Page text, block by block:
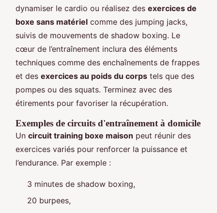
dynamiser le cardio ou réalisez des exercices de
boxe sans matériel comme des jumping jacks,
suivis de mouvements de shadow boxing. Le
cœur de l’entraînement inclura des éléments
techniques comme des enchaînements de frappes
et des exercices au poids du corps tels que des
pompes ou des squats. Terminez avec des
étirements pour favoriser la récupération.
Exemples de circuits d'entraînement à domicile
Un circuit training boxe maison peut réunir des
exercices variés pour renforcer la puissance et
l’endurance. Par exemple :
3 minutes de shadow boxing,
20 burpees,